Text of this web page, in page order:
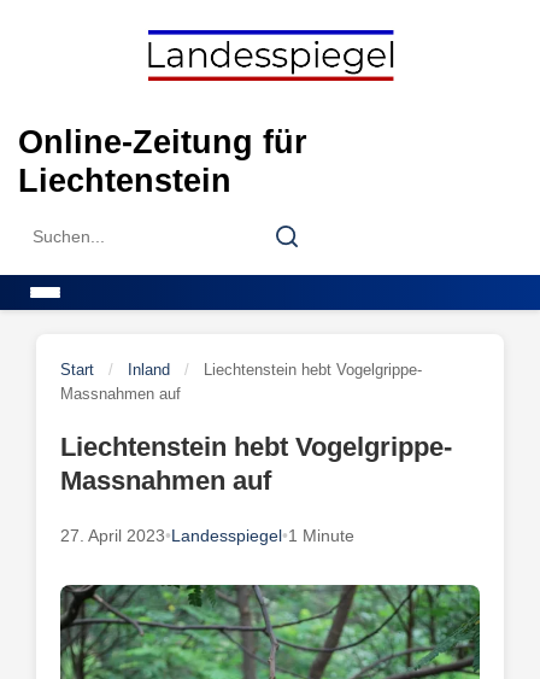
Online-Zeitung für
Liechtenstein
Search
Search
Start / Inland /
Liechtenstein hebt Vogelgrippe-
Massnahmen auf
Liechtenstein hebt Vogelgrippe-
Massnahmen auf
27. April 2023•Landesspiegel•1 Minute